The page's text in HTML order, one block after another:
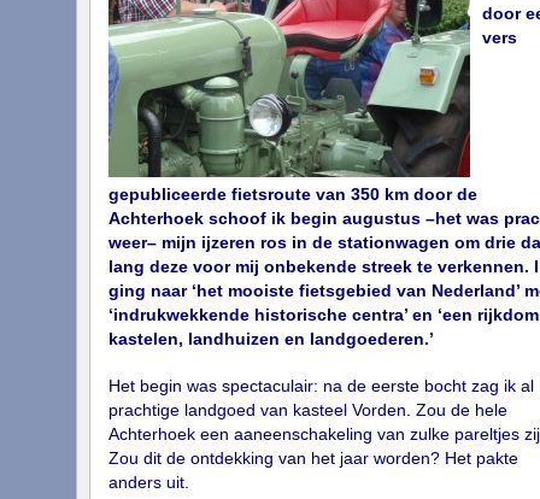
door
vers
gepubliceerde fietsroute van 350 km door de
Achterhoek schoof ik begin augustus –het was
weer– mijn ijzeren ros in de stationwagen om drie
lang deze voor mij onbekende streek te verkennen.
ging naar ‘het mooiste fietsgebied van Nederland’
‘indrukwekkende historische centra’ en ‘een
kastelen, landhuizen en landgoederen.’
Het begin was spectaculair: na de eerste bocht zag ik al
prachtige landgoed van kasteel Vorden. Zou de hele
Achterhoek een aaneenschakeling van zulke pareltjes
Zou dit de ontdekking van het jaar worden? Het pakte
anders uit.